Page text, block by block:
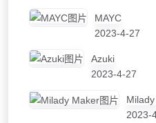
MAYC
2023-4-27
Azuki
2023-4-27
2023-